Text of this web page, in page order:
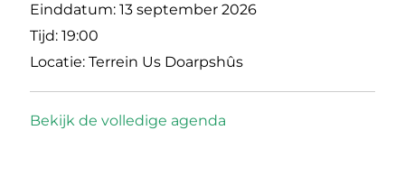
Einddatum: 13 september 2026
Tijd: 19:00
Locatie: Terrein Us Doarpshûs
Bekijk de volledige agenda